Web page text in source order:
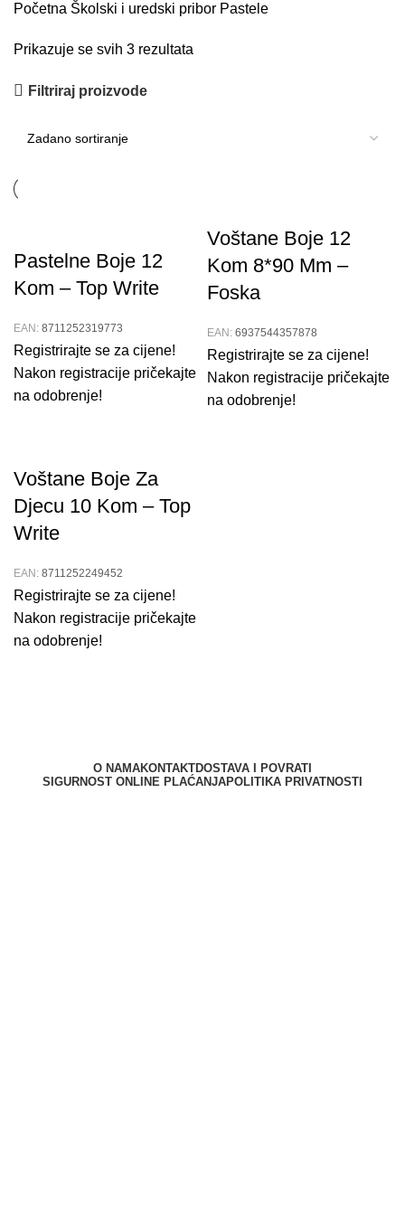
Početna Školski i uredski pribor Pastele
Prikazuje se svih 3 rezultata
Filtriraj proizvode
Pastelne Boje 12
Kom – Top Write
EAN: 8711252319773
Registrirajte se za cijene!
Nakon registracije pričekajte
na odobrenje!
Voštane Boje 12
Kom 8*90 Mm –
Foska
EAN: 6937544357878
Registrirajte se za cijene!
Nakon registracije pričekajte
na odobrenje!
Voštane Boje Za
Djecu 10 Kom – Top
Write
EAN: 8711252249452
Registrirajte se za cijene!
Nakon registracije pričekajte
na odobrenje!
O NAMAKONTAKTDOSTAVA I POVRATI
SIGURNOST ONLINE PLAĆANJAPOLITIKA PRIVATNOSTI